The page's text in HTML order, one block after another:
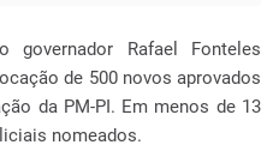
Rafael Fonteles
de 500 novos aprovados
da PM-PI. Em menos de 13
nomeados.